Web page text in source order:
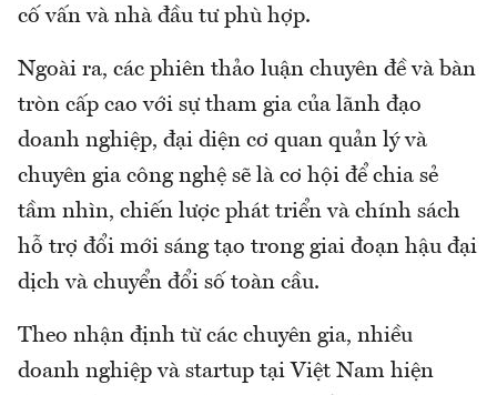
cố vấn và nhà đầu tư phù hợp.
Ngoài ra, các phiên thảo luận chuyên đề và bàn
tròn cấp cao với sự tham gia của lãnh đạo
doanh nghiệp, đại diện cơ quan quản lý và
chuyên gia công nghệ sẽ là cơ hội để chia sẻ
tầm nhìn, chiến lược phát triển và chính sách
hỗ trợ đổi mới sáng tạo trong giai đoạn hậu đại
dịch và chuyển đổi số toàn cầu.
Theo nhận định từ các chuyên gia, nhiều
doanh nghiệp và startup tại Việt Nam hiện